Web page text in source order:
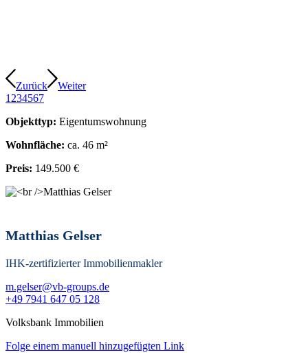
Zurück
Weiter
1 234567
Objekttyp: Eigentumswohnung
Wohnfläche: ca. 46 m²
Preis: 149.500 €
Matthias Gelser
IHK-zertifizierter Immobilienmakler
m.gelser@vb-groups.de
+49 7941 647 05 128
Volksbank Immobilien
Folge einem manuell hinzugefügten Link